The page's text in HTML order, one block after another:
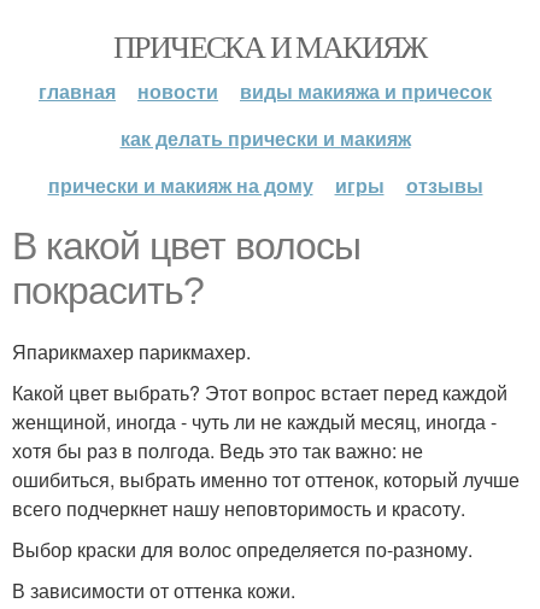
ПРИЧЕСКА И МАКИЯЖ
главная новости
виды макияжа и причесок
как делать прически и макияж
прически и макияж на дому
игры отзывы
В какой цвет волосы
покрасить?
Япарикмахер парикмахер.
Какой цвет выбрать? Этот вопрос встает перед каждой
женщиной, иногда - чуть ли не каждый месяц, иногда -
хотя бы раз в полгода. Ведь это так важно: не
ошибиться, выбрать именно тот оттенок, который лучше
всего подчеркнет нашу неповторимость и красоту.
Выбор краски для волос определяется по-разному.
В зависимости от оттенка кожи.